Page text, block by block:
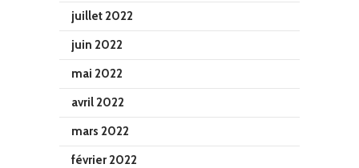
juillet 2022
juin 2022
mai 2022
avril 2022
mars 2022
février 2022